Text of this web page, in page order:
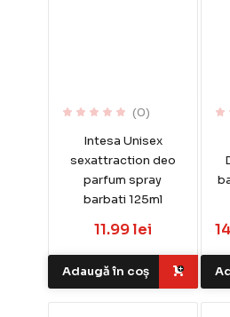
(0)
Intesa Unisex
sexattraction deo
parfum spray
barbati 125ml
11.99 lei
Adaugă în coș